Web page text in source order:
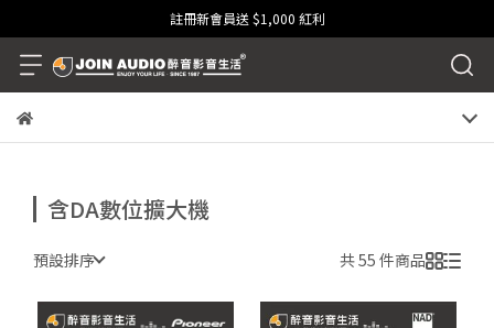
註冊新會員送 $1,000 紅利
含DA數位擴大機
預設排序 共 55 件商品